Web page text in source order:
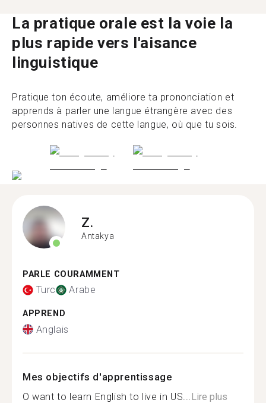
La pratique orale est la voie la
plus rapide vers l'aisance
linguistique
Pratique ton écoute, améliore ta prononciation et
apprends à parler une langue étrangère avec des
personnes natives de cette langue, où que tu sois.
Z.
Antakya
PARLE COURAMMENT
Turc Arabe
APPREND
Anglais
Mes objectifs d'apprentissage
O want to learn English to live in US... Lire plus